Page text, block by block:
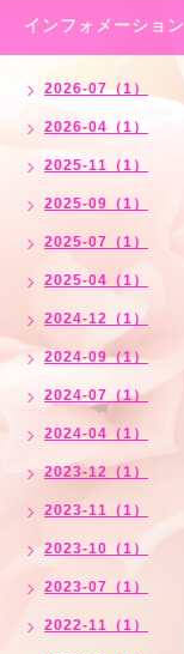
インフォメーション
2026-07（1）
2026-04（1）
2025-11（1）
2025-09（1）
2025-07（1）
2025-04（1）
2024-12（1）
2024-09（1）
2024-07（1）
2024-04（1）
2023-12（1）
2023-11（1）
2023-10（1）
2023-07（1）
2022-11（1）